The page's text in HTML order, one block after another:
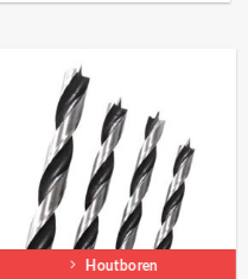
Houtboren